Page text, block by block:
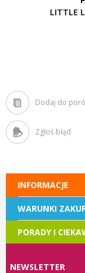
LITTLE
Dodaj do
Zgłoś błąd
INFORMACJE
WARUNKI
PORADY I
NEWSLETTER